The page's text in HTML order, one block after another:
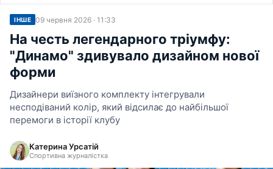
ІНШЕ 09 червня 2026 · 11:33
На честь легендарного тріумфу:
"Динамо" здивувало дизайном нової
форми
Дизайнери виїзного комплекту інтегрували
несподіваний колір, який відсилає до найбільшої
перемоги в історії клубу
Катерина Урсатій
Спортивна журналістка